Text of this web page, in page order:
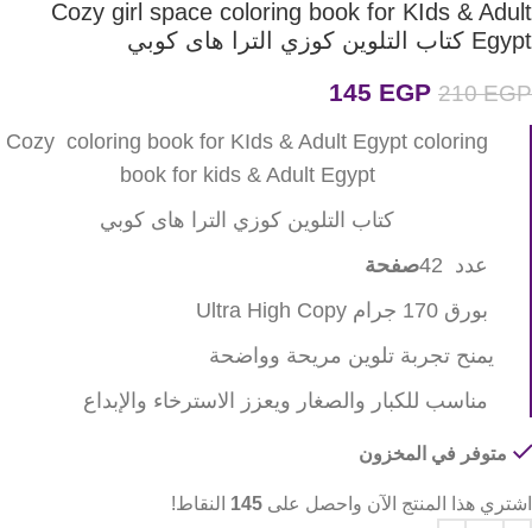
Cozy girl space coloring book for KIds & Adult
Egypt كتاب التلوين كوزي الترا هاى كوبي
210EGP
145 EGP
Cozy coloring book for KIds & Adult Egypt coloring
book for kids & Adult Egypt
كتاب التلوين كوزي الترا هاى كوبي
عدد 42
صفحة
بورق 170 جرام Ultra High Copy
يمنح تجربة تلوين مريحة وواضحة
مناسب للكبار والصغار ويعزز الاسترخاء والإبداع
متوفر في المخزون
اشتري هذا المنتج الآن واحصل على 145 النقاط!